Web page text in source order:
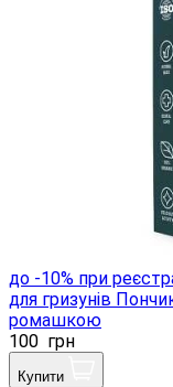
до -10% при
для гризунів
ромашкою
100 грн
Купити